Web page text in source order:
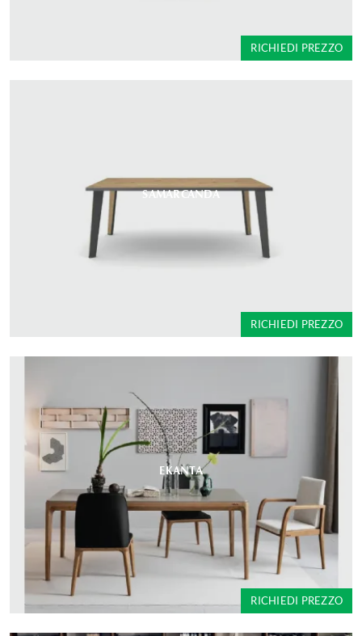
RICHIEDI PREZZO
SAMARCANDA
RICHIEDI PREZZO
EKANTA
RICHIEDI PREZZO